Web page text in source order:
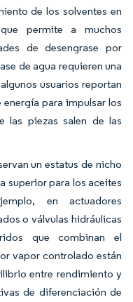
de los solventes en
permite a muchos
de desengrase por
de agua requieren una
usuarios reportan
para impulsar los
las piezas salen de las
un estatus de nicho
superior para los aceites
en actuadores
o válvulas hidráulicas
que combinan el
vapor controlado están
entre rendimiento y
de diferenciación de